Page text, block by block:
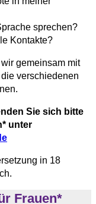
sprechen?
Kontakte?
gemeinsam mit
verschiedenen
Sie sich bitte
unter
in 18
Frauen*